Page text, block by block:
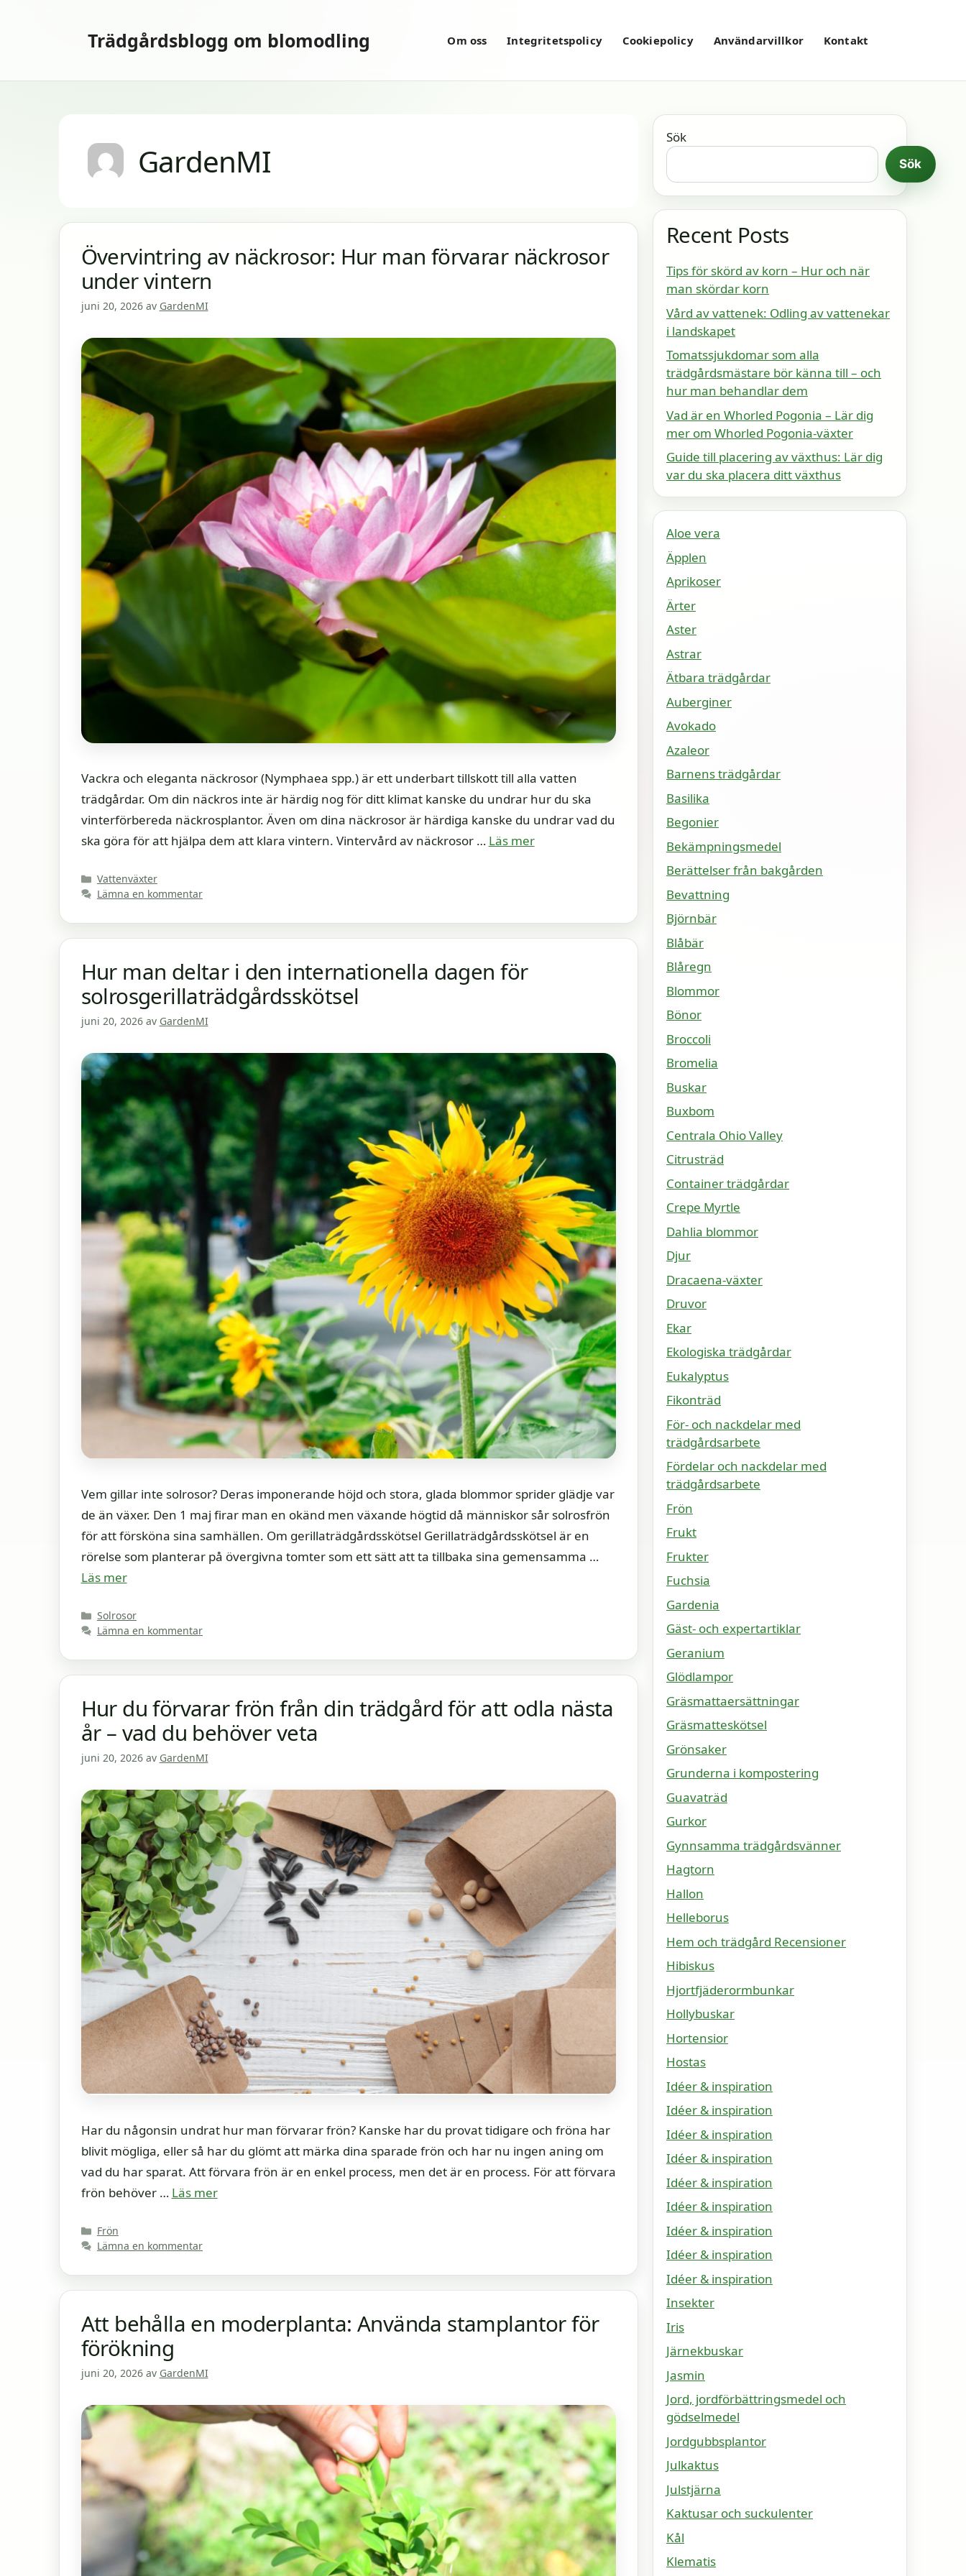
Trädgårdsblogg om blomodling Om oss Integritetspolicy Cookiepolicy Användarvillkor Kontakt
GardenMI
Övervintring av näckrosor: Hur man förvarar näckrosor
under vintern
juni 20, 2026 av GardenMI
Vackra och eleganta näckrosor (Nymphaea spp.) är ett underbart tillskott till alla vatten
trädgårdar. Om din näckros inte är härdig nog för ditt klimat kanske du undrar hur du ska
vinterförbereda näckrosplantor. Även om dina näckrosor är härdiga kanske du undrar vad du
ska göra för att hjälpa dem att klara vintern. Vintervård av näckrosor … Läs mer
Kategorier
Vattenväxter
Lämna en kommentar
Hur man deltar i den internationella dagen för
solrosgerillaträdgårdsskötsel
juni 20, 2026 av GardenMI
Vem gillar inte solrosor? Deras imponerande höjd och stora, glada blommor sprider glädje var
de än växer. Den 1 maj firar man en okänd men växande högtid då människor sår solrosfrön
för att försköna sina samhällen. Om gerillaträdgårdsskötsel Gerillaträdgårdsskötsel är en
rörelse som planterar på övergivna tomter som ett sätt att ta tillbaka sina gemensamma …
Läs mer
Kategorier
Solrosor
Lämna en kommentar
Hur du förvarar frön från din trädgård för att odla nästa
år – vad du behöver veta
juni 20, 2026 av GardenMI
Har du någonsin undrat hur man förvarar frön? Kanske har du provat tidigare och fröna har
blivit mögliga, eller så har du glömt att märka dina sparade frön och har nu ingen aning om
vad du har sparat. Att förvara frön är en enkel process, men det är en process. För att förvara
frön behöver … Läs mer
Kategorier
Frön
Lämna en kommentar
Att behålla en moderplanta: Använda stamplantor för
förökning
juni 20, 2026 av GardenMI
Sök
Sök
Recent Posts
Tips för skörd av korn – Hur och när
man skördar korn
Vård av vattenek: Odling av vattenekar
i landskapet
Tomatssjukdomar som alla
trädgårdsmästare bör känna till – och
hur man behandlar dem
Vad är en Whorled Pogonia – Lär dig
mer om Whorled Pogonia-växter
Guide till placering av växthus: Lär dig
var du ska placera ditt växthus
Aloe vera
Äpplen
Aprikoser
Ärter
Aster
Astrar
Ätbara trädgårdar
Auberginer
Avokado
Azaleor
Barnens trädgårdar
Basilika
Begonier
Bekämpningsmedel
Berättelser från bakgården
Bevattning
Björnbär
Blåbär
Blåregn
Blommor
Bönor
Broccoli
Bromelia
Buskar
Buxbom
Centrala Ohio Valley
Citrusträd
Container trädgårdar
Crepe Myrtle
Dahlia blommor
Djur
Dracaena-växter
Druvor
Ekar
Ekologiska trädgårdar
Eukalyptus
Fikonträd
För- och nackdelar med
trädgårdsarbete
Fördelar och nackdelar med
trädgårdsarbete
Frön
Frukt
Frukter
Fuchsia
Gardenia
Gäst- och expertartiklar
Geranium
Glödlampor
Gräsmattaersättningar
Gräsmatteskötsel
Grönsaker
Grunderna i kompostering
Guavaträd
Gurkor
Gynnsamma trädgårdsvänner
Hagtorn
Hallon
Helleborus
Hem och trädgård Recensioner
Hibiskus
Hjortfjäderormbunkar
Hollybuskar
Hortensior
Hostas
Idéer & inspiration
Idéer & inspiration
Idéer & inspiration
Idéer & inspiration
Idéer & inspiration
Idéer & inspiration
Idéer & inspiration
Idéer & inspiration
Idéer & inspiration
Insekter
Iris
Järnekbuskar
Jasmin
Jord, jordförbättringsmedel och
gödselmedel
Jordgubbsplantor
Julkaktus
Julstjärna
Kaktusar och suckulenter
Kål
Klematis